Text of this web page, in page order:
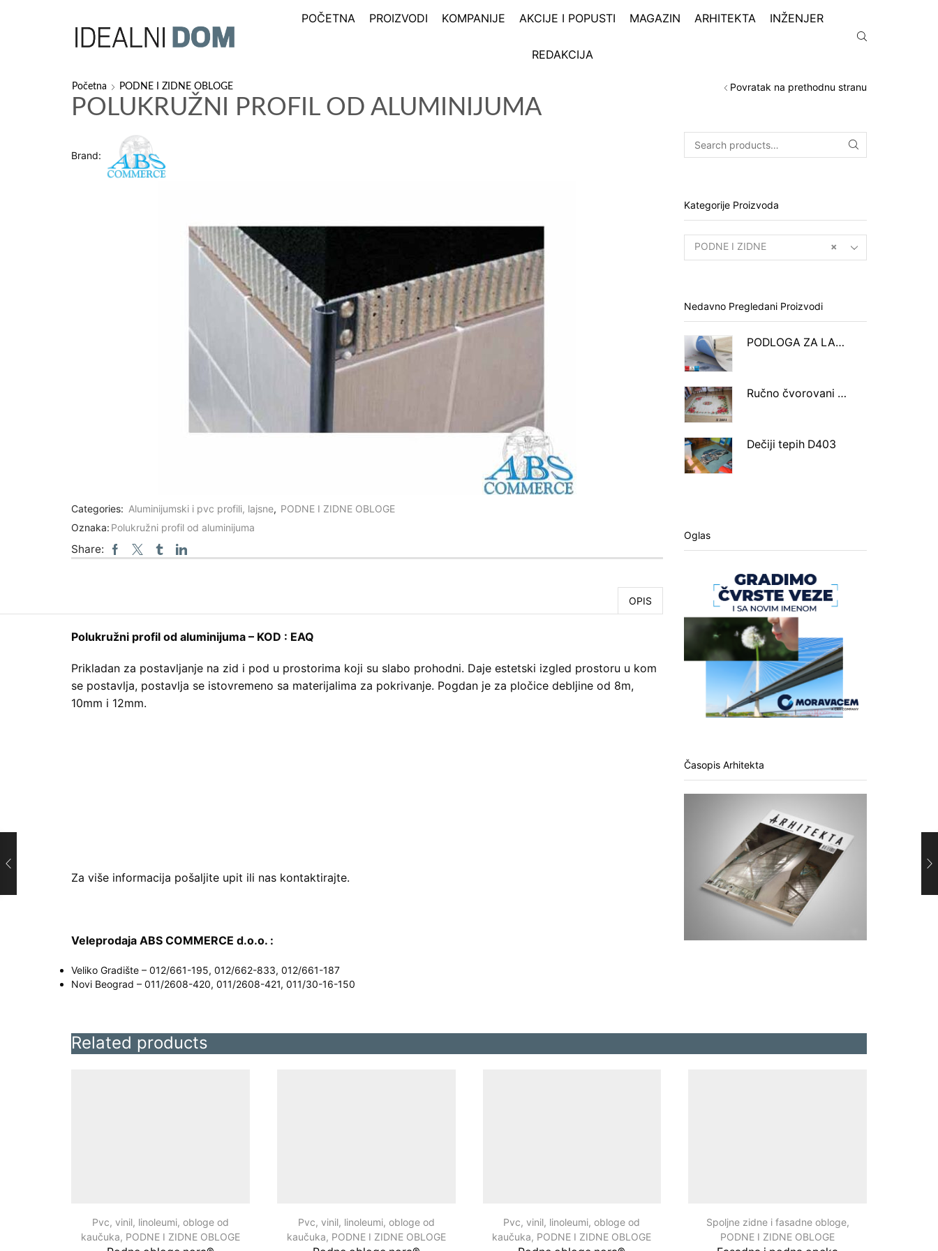
POČETNA PROIZVODI KOMPANIJE AKCIJE I POPUSTI MAGAZIN ARHITEKTA INŽENJER
REDAKCIJA
Početna PODNE I ZIDNE OBLOGE
POLUKRUŽNI PROFIL OD ALUMINIJUMA
Povratak na prethodnu stranu
Brand:
Categories: Aluminijumski i pvc profili, lajsne, PODNE I ZIDNE OBLOGE
Oznaka: Polukružni profil od aluminijuma
Share:
OPIS
Polukružni profil od aluminijuma – KOD : EAQ
Prikladan za postavljanje na zid i pod u prostorima koji su slabo prohodni. Daje estetski izgled prostoru u kom
se postavlja, postavlja se istovremeno sa materijalima za pokrivanje. Pogdan je za pločice debljine od 8m,
10mm i 12mm.
Za više informacija pošaljite upit ili nas kontaktirajte.
Veleprodaja ABS COMMERCE d.o.o. :
Veliko Gradište – 012/661-195, 012/662-833, 012/661-187
Novi Beograd – 011/2608-420, 011/2608-421, 011/30-16-150
Kategorije Proizvoda
×
PODNE I ZIDNE
Nedavno Pregledani Proizvodi
PODLOGA ZA LAMINAT OPTIMA AQUASTOP
Ručno čvorovani tepih X2801
Dečiji tepih D403
Oglas
Časopis Arhitekta
Related products
Pvc, vinil, linoleumi, obloge od
kaučuka, PODNE I ZIDNE OBLOGE
Pvc, vinil, linoleumi, obloge od
kaučuka, PODNE I ZIDNE OBLOGE
Pvc, vinil, linoleumi, obloge od
kaučuka, PODNE I ZIDNE OBLOGE
Spoljne zidne i fasadne obloge,
PODNE I ZIDNE OBLOGE